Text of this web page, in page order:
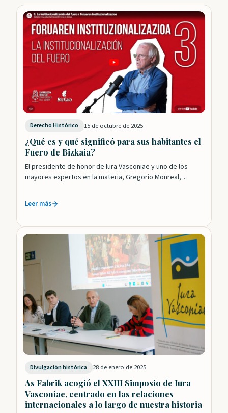
Derecho Histórico 15 de octubre de 2025
¿Qué es y qué significó para sus habitantes el
Fuero de Bizkaia?
El presidente de honor de Iura Vasconiae y uno de los
mayores expertos en la materia, Gregorio Monreal,
Leer más
Divulgación histórica 28 de enero de 2025
As Fabrik acogió el XXIII Simposio de Iura
Vasconiae, centrado en las relaciones
internacionales a lo largo de nuestra historia